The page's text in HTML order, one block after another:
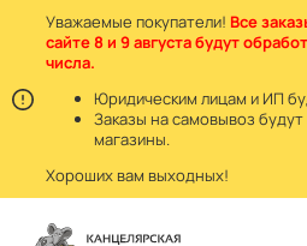
Уважаемые покупатели! Все
сайте 8 и 9 августа будут
числа.
Юридическим лицам и ИП
Заказы на самовывоз
магазины.
Хороших вам выходных!